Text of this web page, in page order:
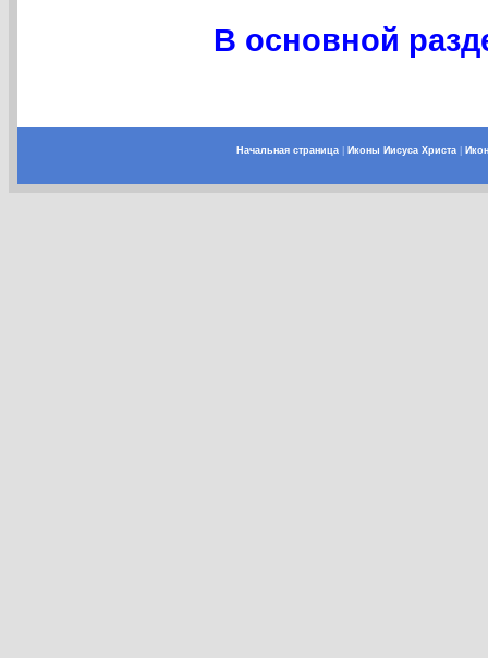
В основной
Начальная страница Иконы Иисуса Христа